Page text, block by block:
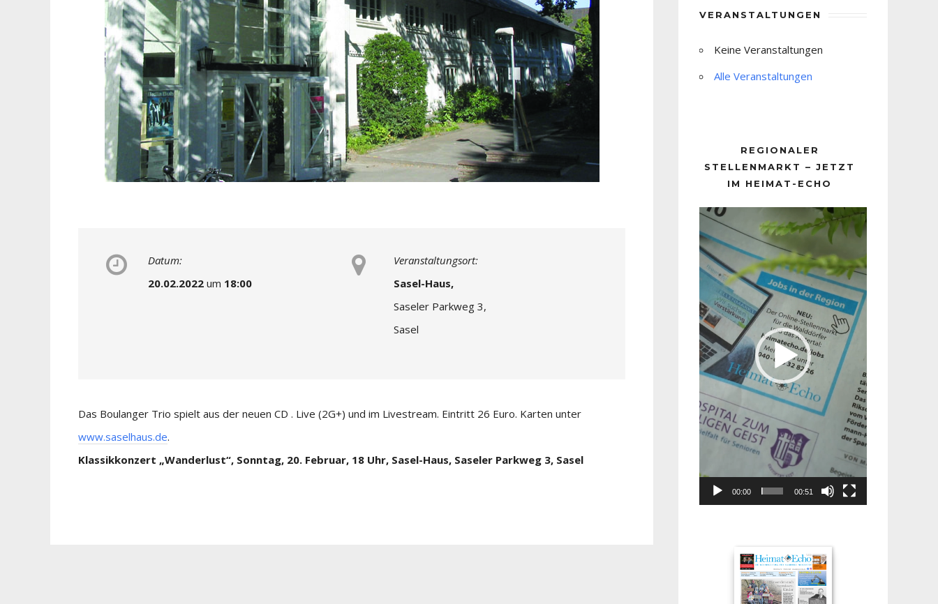
Datum:
20.02.2022 um 18:00
Veranstaltungsort:
Sasel-Haus,
Saseler Parkweg 3,
Sasel
Das Boulanger Trio spielt aus der neuen CD . Live (2G+) und im Livestream. Eintritt 26 Euro. Karten unter
www.saselhaus.de.
Klassikkonzert „Wanderlust“, Sonntag, 20. Februar, 18 Uhr, Sasel-Haus, Saseler Parkweg 3, Sasel
VERANSTALTUNGEN
Keine Veranstaltungen
Alle Veranstaltungen
REGIONALER
STELLENMARKT – JETZT
IM HEIMAT-ECHO
Player
00:00 00:51